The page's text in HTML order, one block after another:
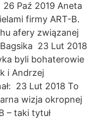
Paź 2019 Aneta
firmy ART-B.
afery związanej
23 Lut 2018
byli bohaterowie
i Andrzej
23 Lut 2018 To
wizja okropnej
– taki tytuł